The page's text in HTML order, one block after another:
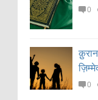
0
0